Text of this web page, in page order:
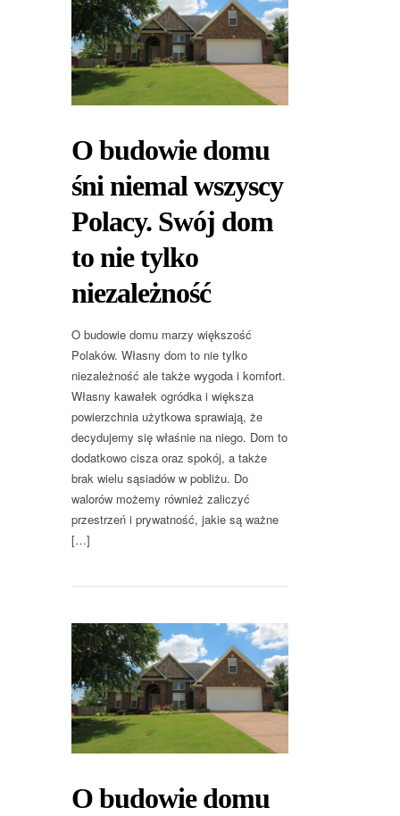
O budowie domu
śni niemal wszyscy
Polacy. Swój dom
to nie tylko
niezależność
O budowie domu marzy większość
Polaków. Własny dom to nie tylko
niezależność ale także wygoda i komfort.
Własny kawałek ogródka i większa
powierzchnia użytkowa sprawiają, że
decydujemy się właśnie na niego. Dom to
dodatkowo cisza oraz spokój, a także
brak wielu sąsiadów w pobliżu. Do
walorów możemy również zaliczyć
przestrzeń i prywatność, jakie są ważne
[…]
O budowie domu